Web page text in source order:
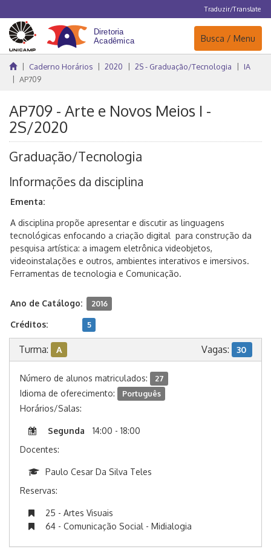
Traduzir/Translate
Navegação
Busca / Menu
Caderno Horários 2020 2S - Graduação/Tecnologia
IA
AP709
AP709 - Arte e Novos Meios I -
2S/2020
Graduação/Tecnologia
Informações da disciplina
Ementa:
A disciplina propõe apresentar e discutir as linguagens
tecnológicas enfocando a criação digital para construção da
pesquisa artística: a imagem eletrônica videobjetos,
videoinstalações e outros, ambientes interativos e imersivos.
Ferramentas de tecnologia e Comunicação.
Ano de Catálogo: 2016
Créditos: 5
Turma: A Vagas: 30
Número de alunos matriculados: 27
Idioma de oferecimento: Português
Horários/Salas:
Segunda
14:00 - 18:00
Docentes:
Paulo Cesar Da Silva Teles
Reservas:
25 - Artes Visuais
64 - Comunicação Social - Midialogia